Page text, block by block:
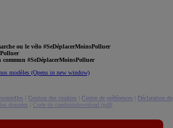
ou le vélo #SeDéplacerMoinsPolluer
#SeDéplacerMoinsPolluer
modèles (Opens in new window)
Gestion des cookies Centre de préférences
Déclaration de
données Code de conduitedownload (pdf(